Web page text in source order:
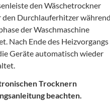
den Wäschetrockner
den Durchlauferhitzer während
der Waschmaschine
Nach Ende des Heizvorgangs
Geräte automatisch wieder
Trocknern
beachten.